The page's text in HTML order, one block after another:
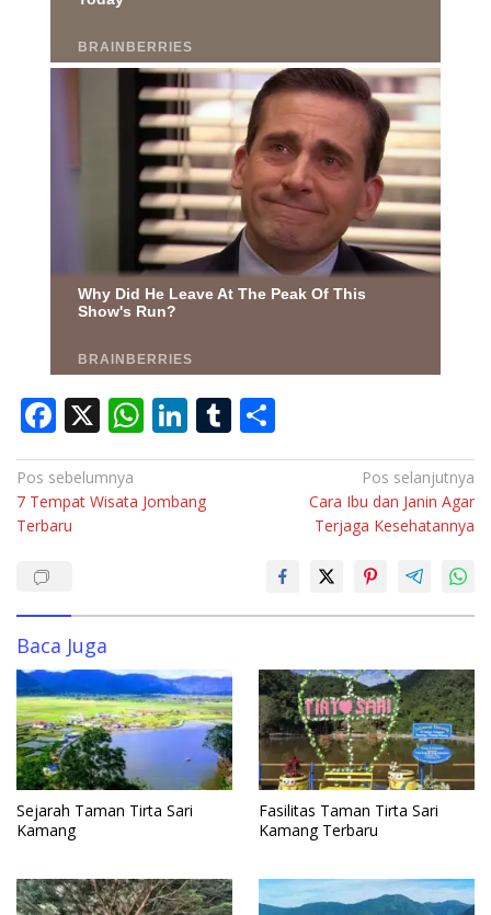
F
ac
e
b
k
X W
h
at
s
p
Li
n
e
T
u h
Navigasi
pos
Pos sebelumnya
7 Tempat Wisata Jombang
Terbaru
Pos selanjutnya
Cara Ibu dan Janin Agar
Terjaga Kesehatannya
Baca Juga
Sejarah Taman Tirta Sari
Kamang
Fasilitas Taman Tirta Sari
Kamang Terbaru